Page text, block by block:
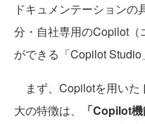
ドキュメンテーションの
分・自社専用のCopilot（
ができる「Copilot Studio
まず、Copilotを用いた
大の特徴は、
「Copilot